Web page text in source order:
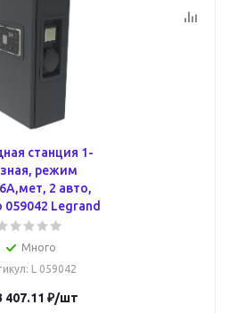
станция 1-
режим
2 авто,
059042 Legrand
Много
: L 059042
407.11 ₽/шт